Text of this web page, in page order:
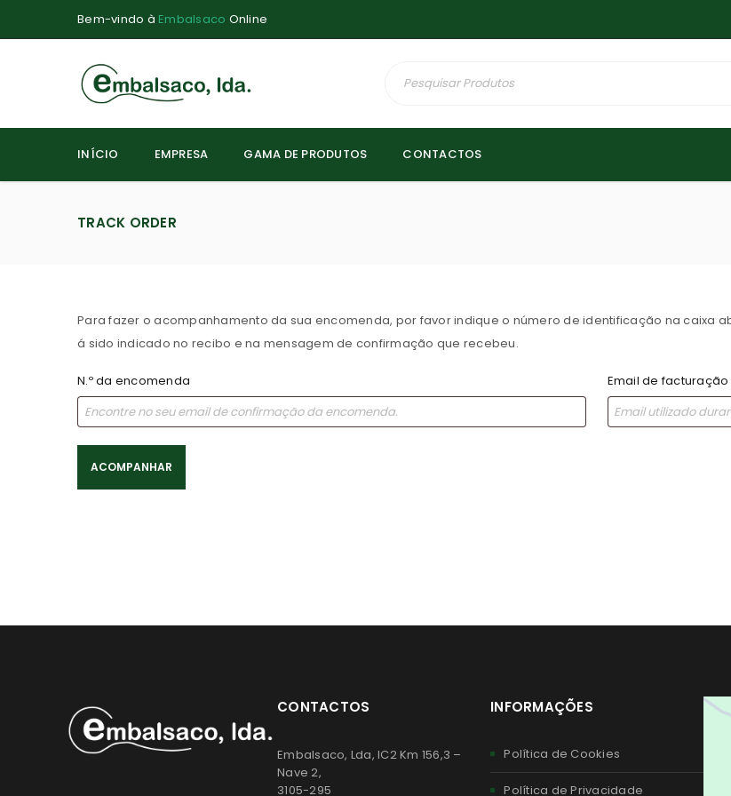
Bem-vindo à Embalsaco Online
INÍCIO EMPRESA GAMA DE PRODUTOS CONTACTOS
TRACK ORDER
Para fazer o acompanhamento da sua encomenda, por favor indique o número de identificação na caixa
á sido indicado no recibo e na mensagem de confirmação que recebeu.
N.º da encomenda Email de facturação
ACOMPANHAR
CONTACTOS
Embalsaco, Lda, IC2 Km 156,3 –
Nave 2,
3105-295
INFORMAÇÕES
Política de Cookies
Política de Privacidade